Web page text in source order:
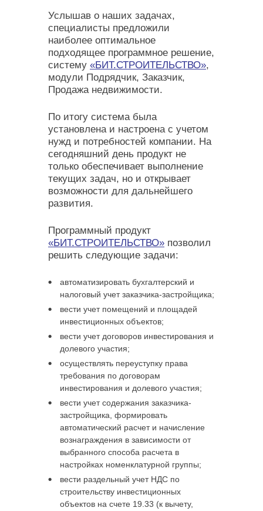
Услышав о наших задачах,
специалисты предложили
наиболее оптимальное
подходящее программное решение,
систему «БИТ.СТРОИТЕЛЬСТВО»,
модули Подрядчик, Заказчик,
Продажа недвижимости.
По итогу система была
установлена и настроена с учетом
нужд и потребностей компании. На
сегодняшний день продукт не
только обеспечивает выполнение
текущих задач, но и открывает
возможности для дальнейшего
развития.
Программный продукт
«БИТ.СТРОИТЕЛЬСТВО» позволил
решить следующие задачи:
автоматизировать бухгалтерский и
налоговый учет заказчика-застройщика;
вести учет помещений и площадей
инвестиционных объектов;
вести учет договоров инвестирования и
долевого участия;
осуществлять переуступку права
требования по договорам
инвестирования и долевого участия;
вести учет содержания заказчика-
застройщика, формировать
автоматический расчет и начисление
вознаграждения в зависимости от
выбранного способа расчета в
настройках номенклатурной группы;
вести раздельный учет НДС по
строительству инвестиционных
объектов на счете 19.33 (к вычету,